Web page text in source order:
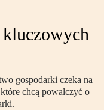
gospodarki czeka na
chcą powalczyć o